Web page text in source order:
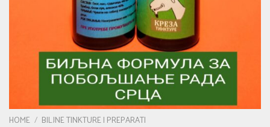
HOME / BILJNE TINKTURE I PREPARATI